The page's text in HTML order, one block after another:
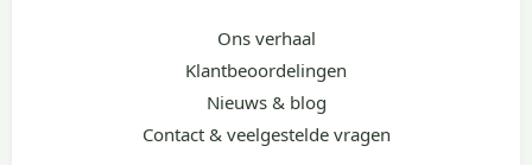
Ons verhaal
Klantbeoordelingen
Nieuws & blog
Contact & veelgestelde vragen